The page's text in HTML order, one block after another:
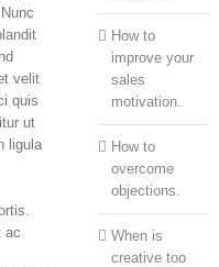
velit
quis
ut
ligula
ac
How to
improve your
sales
motivation.
How to
overcome
objections.
When is
creative too